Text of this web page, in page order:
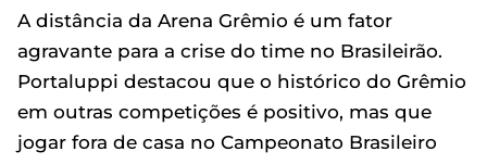
A distância da Arena Grêmio é um fator
agravante para a crise do time no Brasileirão.
Portaluppi destacou que o histórico do Grêmio
em outras competições é positivo, mas que
jogar fora de casa no Campeonato Brasileiro